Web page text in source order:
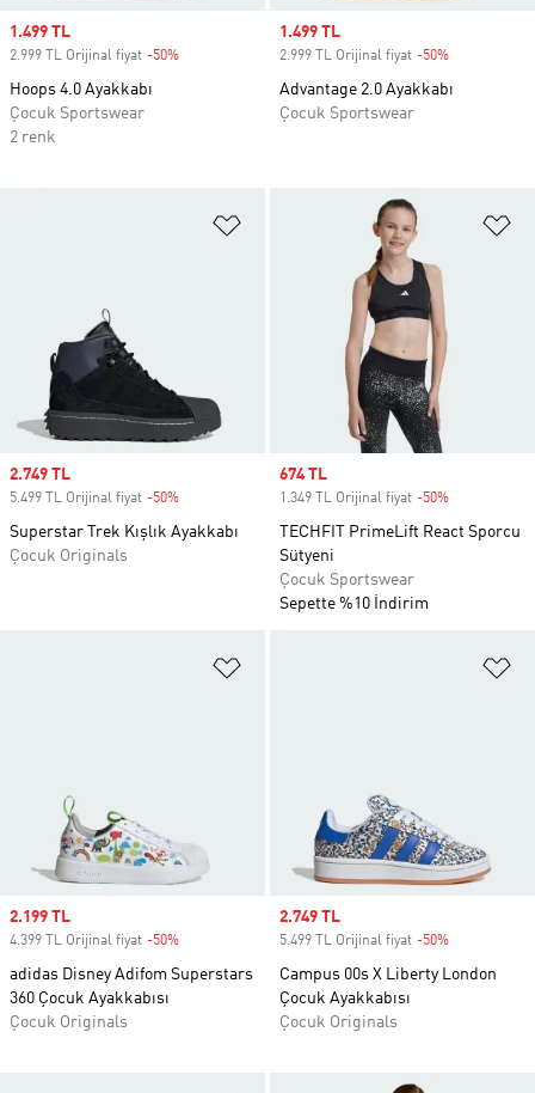
Sale price
1.499 TL
2.999 TL Orijinal fiyat -50%
Hoops 4.0 Ayakkabı
Çocuk Sportswear
2 renk
Sale price
1.499 TL
2.999 TL Orijinal fiyat -50%
Advantage 2.0 Ayakkabı
Çocuk Sportswear
Favori Listesine Ekle
Sale price
2.749 TL
5.499 TL Orijinal fiyat -50%
Superstar Trek Kışlık Ayakkabı
Çocuk Originals
Sale price
674 TL
1.349 TL Orijinal fiyat -50%
TECHFIT PrimeLift React Sporcu
Sütyeni
Çocuk Sportswear
Sepette %10 İndirim
Sale price
2.199 TL
4.399 TL Orijinal fiyat -50%
adidas Disney Adifom Superstars
360 Çocuk Ayakkabısı
Çocuk Originals
Sale price
2.749 TL
5.499 TL Orijinal fiyat -50%
Campus 00s X Liberty London
Çocuk Ayakkabısı
Çocuk Originals